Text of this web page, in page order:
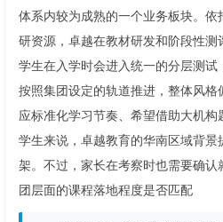
体系内较为成熟的一个业务板块。依
研资源，卓越在教材研发和阶段性测
学生在入学时会进入统一的分层测试
按照集团设定的轨道推进，整体风
应标准化学习节奏、希望借助大机
学生来说，卓越教育的华南区域背
架。不过，家长在考察时也需要确
团层面的课程落地程度是否匹配